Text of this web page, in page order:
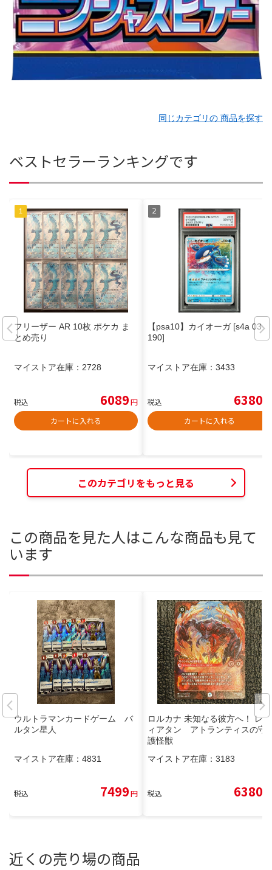
同じカテゴリの 商品を探す
ベストセラーランキングです
フリーザー AR 10枚 ポケカ ま
とめ売り
マイストア在庫： 2728
税込 6089円
カートに入れる
【psa10】カイオーガ [s4a 036/
190]
マイストア在庫： 3433
税込 6380
カートに入れる
このカテゴリをもっと見る
この商品を見た人はこんな商品も見て
います
ウルトラマンカードゲーム バ
ルタン星人
マイストア在庫： 4831
税込 7499円
ロルカナ 未知なる彼方へ！ レヴ
ィアタン アトランティスの守
護怪獣
マイストア在庫： 3183
税込 6380
近くの売り場の商品